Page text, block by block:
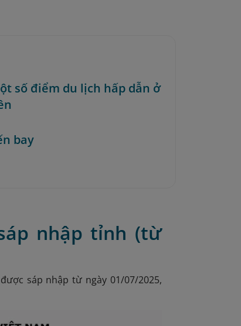
số điểm du lịch hấp dẫn ở
bay
nhập tỉnh (từ
sáp nhập từ ngày 01/07/2025,